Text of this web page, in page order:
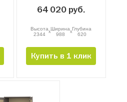
64 020 руб.
Высота
2344
xШирина
988
xГлубина
620
Купить в 1 клик